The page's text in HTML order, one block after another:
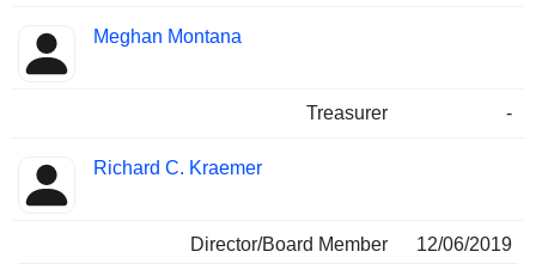
Meghan Montana
Treasurer -
Richard C. Kraemer
Director/Board Member
12/06/2019